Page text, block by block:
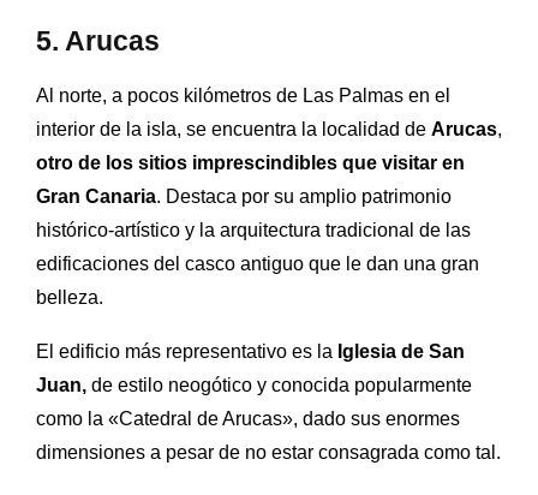
5. Arucas
Al norte, a pocos kilómetros de Las Palmas en el
interior de la isla, se encuentra la localidad de Arucas,
otro de los sitios imprescindibles que visitar en
Gran Canaria. Destaca por su amplio patrimonio
histórico-artístico y la arquitectura tradicional de las
edificaciones del casco antiguo que le dan una gran
belleza.
El edificio más representativo es la Iglesia de San
Juan, de estilo neogótico y conocida popularmente
como la «Catedral de Arucas», dado sus enormes
dimensiones a pesar de no estar consagrada como tal.